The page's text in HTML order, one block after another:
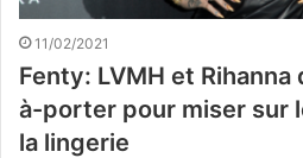
11/02/2021
Fenty: LVMH et
à-porter pour miser sur
la lingerie